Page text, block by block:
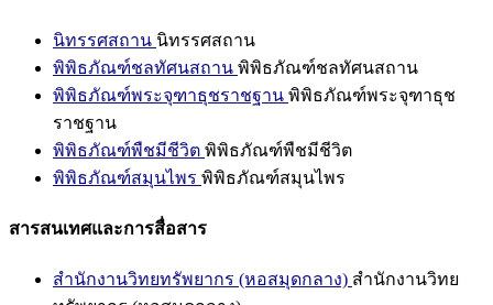
นิทรรศสถาน นิทรรศสถาน
พิพิธภัณฑ์ชลทัศนสถาน พิพิธภัณฑ์ชลทัศนสถาน
พิพิธภัณฑ์พระจุฑาธุชราชฐาน พิพิธภัณฑ์พระจุฑาธุช
ราชฐาน
พิพิธภัณฑ์พืชมีชีวิต พิพิธภัณฑ์พืชมีชีวิต
พิพิธภัณฑ์สมุนไพร พิพิธภัณฑ์สมุนไพร
สารสนเทศและการสื่อสาร
สำนักงานวิทยทรัพยากร (หอสมุดกลาง) สำนักงานวิทย